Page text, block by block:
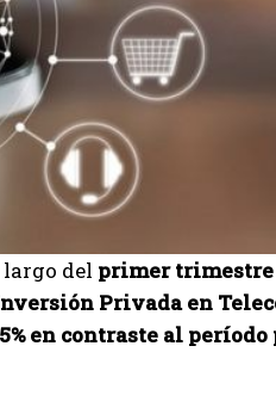
largo del primer trimestre
Privada en
en contraste al